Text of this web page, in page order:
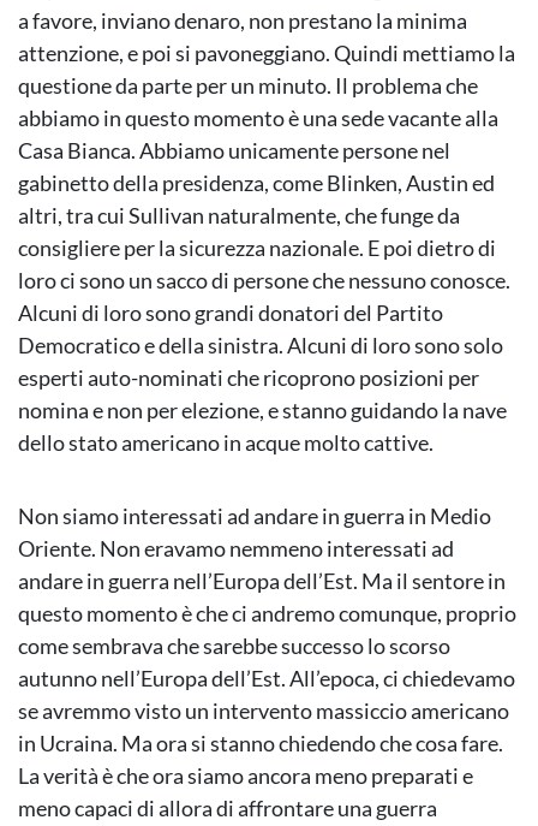
a favore, inviano denaro, non prestano la minima
attenzione, e poi si pavoneggiano. Quindi mettiamo la
questione da parte per un minuto. Il problema che
abbiamo in questo momento è una sede vacante alla
Casa Bianca. Abbiamo unicamente persone nel
gabinetto della presidenza, come Blinken, Austin ed
altri, tra cui Sullivan naturalmente, che funge da
consigliere per la sicurezza nazionale. E poi dietro di
loro ci sono un sacco di persone che nessuno conosce.
Alcuni di loro sono grandi donatori del Partito
Democratico e della sinistra. Alcuni di loro sono solo
esperti auto-nominati che ricoprono posizioni per
nomina e non per elezione, e stanno guidando la nave
dello stato americano in acque molto cattive.
Non siamo interessati ad andare in guerra in Medio
Oriente. Non eravamo nemmeno interessati ad
andare in guerra nell’Europa dell’Est. Ma il sentore in
questo momento è che ci andremo comunque, proprio
come sembrava che sarebbe successo lo scorso
autunno nell’Europa dell’Est. All’epoca, ci chiedevamo
se avremmo visto un intervento massiccio americano
in Ucraina. Ma ora si stanno chiedendo che cosa fare.
La verità è che ora siamo ancora meno preparati e
meno capaci di allora di affrontare una guerra